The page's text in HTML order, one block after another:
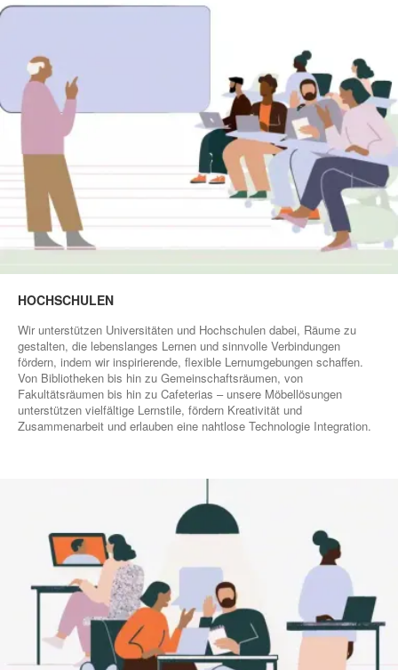
HOCHSCHULEN
Wir unterstützen Universitäten und Hochschulen dabei, Räume zu
gestalten, die lebenslanges Lernen und sinnvolle Verbindungen
fördern, indem wir inspirierende, flexible Lernumgebungen schaffen.
Von Bibliotheken bis hin zu Gemeinschaftsräumen, von
Fakultätsräumen bis hin zu Cafeterias – unsere Möbellösungen
unterstützen vielfältige Lernstile, fördern Kreativität und
Zusammenarbeit und erlauben eine nahtlose Technologie Integration.